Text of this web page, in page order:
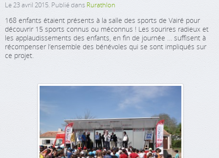
Le23 avril 2015. Publié dans Rurathlon
168 enfants étaient présents à la salle des sports de Vairé pour
découvrir 15 sports connus ou méconnus ! Les sourires radieux et
les applaudissements des enfants, en fin de journée … suffisent à
récompenser l’ensemble des bénévoles qui se sont impliqués sur
ce projet.